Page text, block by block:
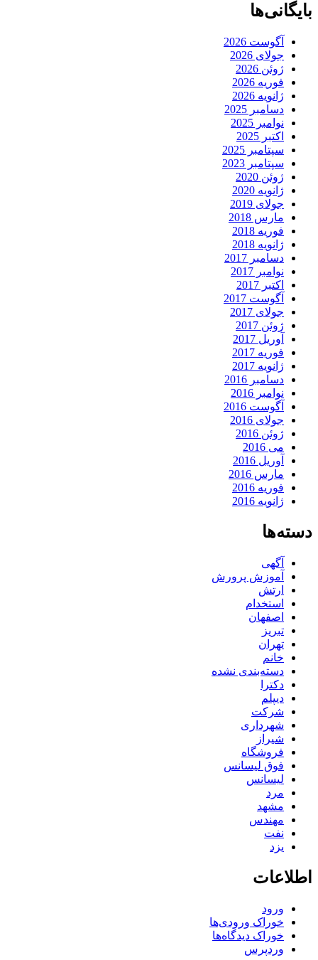
بایگانی‌ها
آگوست 2026
جولای 2026
ژوئن 2026
فوریه 2026
ژانویه 2026
دسامبر 2025
نوامبر 2025
اکتبر 2025
سپتامبر 2025
سپتامبر 2023
ژوئن 2020
ژانویه 2020
جولای 2019
مارس 2018
فوریه 2018
ژانویه 2018
دسامبر 2017
نوامبر 2017
اکتبر 2017
آگوست 2017
جولای 2017
ژوئن 2017
آوریل 2017
فوریه 2017
ژانویه 2017
دسامبر 2016
نوامبر 2016
آگوست 2016
جولای 2016
ژوئن 2016
می 2016
آوریل 2016
مارس 2016
فوریه 2016
ژانویه 2016
دسته‌ها
آگهی
آموزش پرورش
ارتش
استخدام
اصفهان
تبریز
تهران
خانم
دسته‌بندی نشده
دکترا
دیپلم
شرکت
شهرداری
شیراز
فروشگاه
فوق لیسانس
لیسانس
مرد
مشهد
مهندس
نفت
یزد
اطلاعات
ورود
خوراک ورودی‌ها
خوراک دیدگاه‌ها
وردپرس